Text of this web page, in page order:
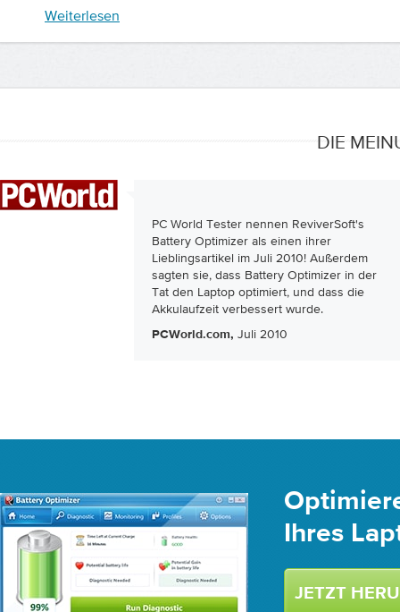
Weiterlesen
DIE
PC World Tester nennen ReviverSoft's
Battery Optimizer als einen ihrer
Lieblingsartikel im Juli 2010! Außerdem
sagten sie, dass Battery Optimizer in der
Tat den Laptop optimiert, und dass die
Akkulaufzeit verbessert wurde.
PCWorld.com, Juli 2010
Ihres